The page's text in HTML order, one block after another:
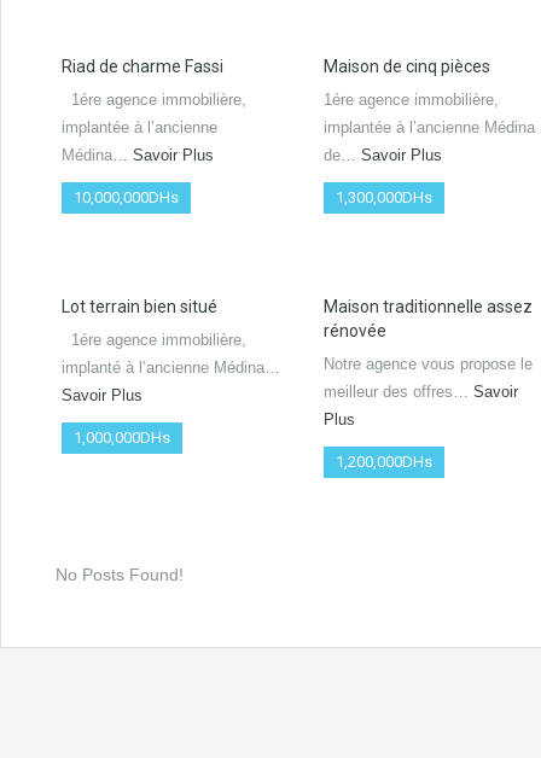
Riad de charme Fassi
1ére agence immobilière,
implantée à l’ancienne
Médina… Savoir Plus
10,000,000DHs
Maison de cinq pièces
1ére agence immobilière,
implantée à l’ancienne Médina
de… Savoir Plus
1,300,000DHs
Lot terrain bien situé
1ére agence immobilière,
implanté à l’ancienne Médina…
Savoir Plus
1,000,000DHs
Maison traditionnelle assez
rénovée
Notre agence vous propose le
meilleur des offres… Savoir
Plus
1,200,000DHs
No Posts Found!